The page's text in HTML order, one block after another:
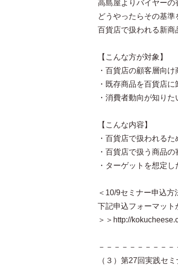
高島屋よりバイヤーの
どうやったらその基
百貨店で扱われる新商
【こんな方が対象】
・百貨店の顧客層向
・既存商品を百貨店に
・消費者動向が知りた
【こんな内容】
・百貨店で扱われる
・百貨店で扱う商品の
・ターゲットを想定
＜10/9セミナー申込方
下記申込フォーマット
＞＞http://
－－－－－－－－－
（３）第27回実践セミ